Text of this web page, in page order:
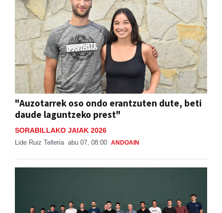
"Auzotarrek oso ondo erantzuten dute, beti
daude laguntzeko prest"
SORABILLAKO JAIAK 2026
Lide Ruiz Telleria abu 07, 08:00 ANDOAIN